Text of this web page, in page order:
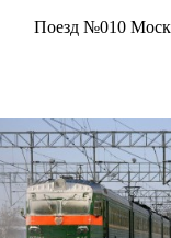
Поезд №010